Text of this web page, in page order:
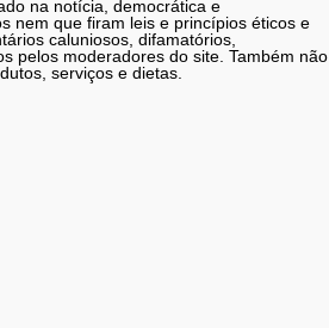
na notícia, democrática e
nem que firam leis e princípios éticos e
caluniosos, difamatórios,
pelos moderadores do site. Também não
serviços e dietas.